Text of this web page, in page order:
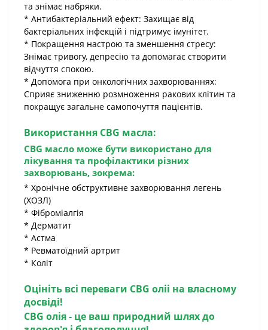
та знімає набряки.
* Антибактеріальний ефект: Захищає від
бактеріальних інфекцій і підтримує імунітет.
* Покращення настрою та зменшення стресу:
Знімає тривогу, депресію та допомагає створити
відчуття спокою.
* Допомога при онкологічних захворюваннях:
Сприяє зниженню розмноження ракових клітин та
покращує загальне самопочуття пацієнтів.
Використання CBG масла:
CBG масло може бути використано для
лікування та профілактики різних
захворювань, зокрема:
* Хронічне обструктивне захворювання легень
(ХОЗЛ)
* Фіброміалгія
* Дерматит
* Астма
* Ревматоїдний артрит
* Коліт
Оцініть всі переваги CBG оліі на власному
досвіді!
CBG олія - це ваш природний шлях до